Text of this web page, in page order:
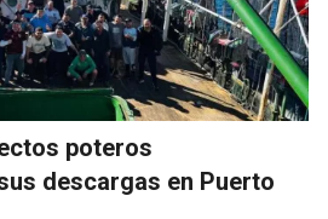
poteros
descargas en Puerto